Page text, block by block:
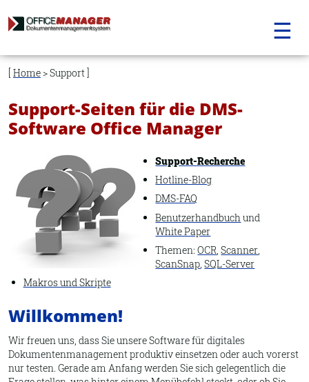
Navigation
☰
Home > Support
Support-Seiten für die DMS-
Software Office Manager
Support-Recherche
Hotline-Blog
DMS-FAQ
Benutzerhandbuch und
White Paper
Themen:OCR ,Scanner
ScanSnap ,SQL-Server
Makros und Skripte
Willkommen!
Wir freuen uns, dass Sie unsere Software für digitales
Dokumentenmanagement produktiv einsetzen oder auch vorerst
nur testen. Gerade am Anfang werden Sie sich gelegentlich die